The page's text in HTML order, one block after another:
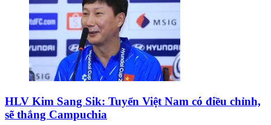
HLV Kim Sang Sik: Tuyển Việt Nam có điều chỉnh,
sẽ thắng Campuchia